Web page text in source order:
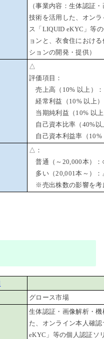
（事業内容：生体認証
技術を活用した、オン
ス「LIQUID eKYC」等
ョンと、衣食住におけ
ションの開発・提供）
△
評価項目：
売上高（10% 以上）
経常利益（10% 以上
当期純利益（10% 以
自己資本比率（40%以
自己資本利益率（10%
△：
普通（～20,000本）
多い（20,001本～）
※売出株数の影響を考
グロース市場
生体認証・画像解析・
た、オンライン本人確
eKYC」等の個人認証ソ